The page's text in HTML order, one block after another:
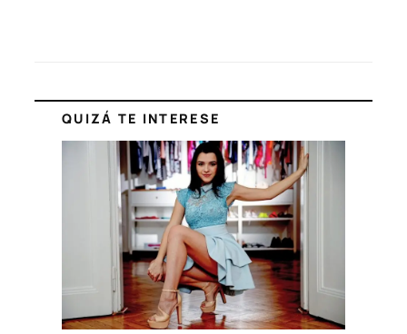
QUIZÁ TE INTERESE